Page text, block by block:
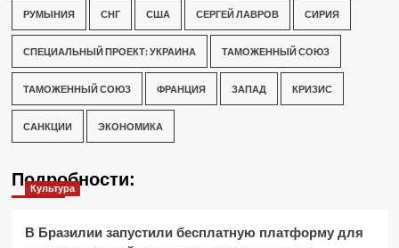
РУМЫНИЯ СНГ США СЕРГЕЙ ЛАВРОВ СИРИЯ
СПЕЦИАЛЬНЫЙ ПРОЕКТ: УКРАИНА ТАМОЖЕННЫЙ СОЮЗ
ТАМОЖЕННЫЙ СОЮЗ ФРАНЦИЯ ЗАПАД КРИЗИС
САНКЦИИ ЭКОНОМИКА
Подробности:
Культура
В Бразилии запустили бесплатную платформу для